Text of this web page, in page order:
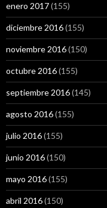
enero 2017(155)
diciembre 2016(155)
noviembre 2016(150)
octubre 2016(155)
septiembre 2016(145)
agosto 2016(155)
julio 2016(155)
junio 2016(150)
mayo 2016(155)
abril 2016(150)